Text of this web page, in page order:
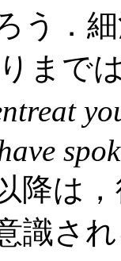
う．
りま
降は
識さ